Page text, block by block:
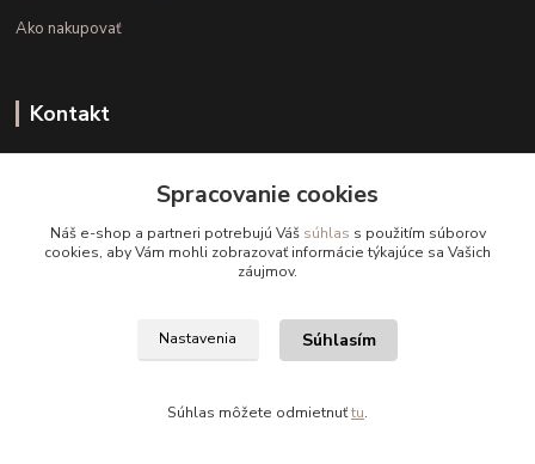
Ako nakupovať
Kontakt
(Po.-Pi. 10.00 - 15.00)
info@kvalitnaBielizen.sk
Copyright © kvalitnabielizen.sk
Spracovanie cookies
Náš e-shop a partneri potrebujú Váš súhlas s použitím súborov
cookies, aby Vám mohli zobrazovať informácie týkajúce sa Vašich
záujmov.
Nastavenia Súhlasím
Súhlas môžete odmietnuťtu.